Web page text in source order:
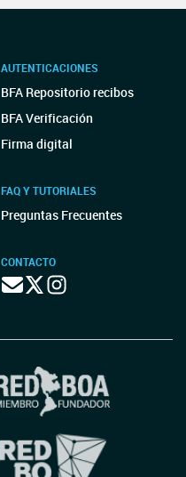
AUTENTICACIONES
BFA Repositorio recibos
BFA Verificación
Firma digital
FAQ Y TUTORIALES
Preguntas Frecuentes
CONTACTO